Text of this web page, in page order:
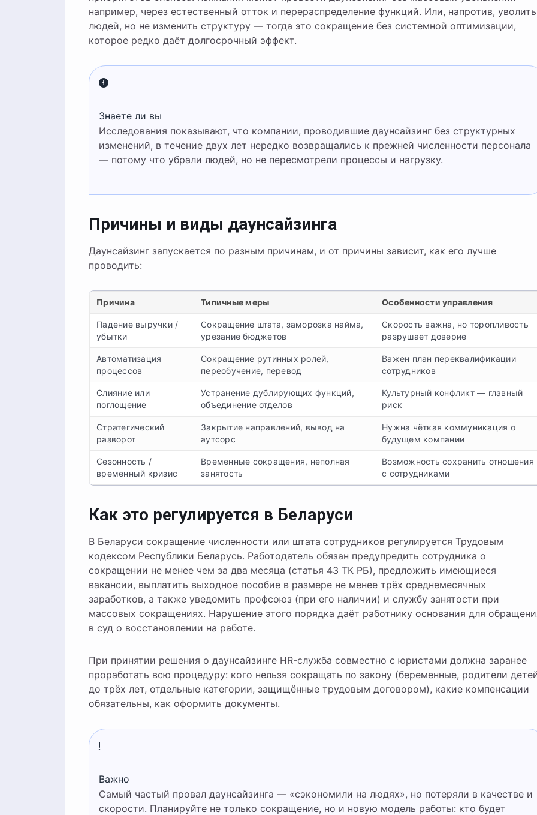
например, через естественный отток и перераспределение функций. Или, напротив, уволить
людей, но не изменить структуру — тогда это сокращение без системной оптимизации,
которое редко даёт долгосрочный эффект.
Знаете ли вы
Исследования показывают, что компании, проводившие даунсайзинг без структурных
изменений, в течение двух лет нередко возвращались к прежней численности персонала
— потому что убрали людей, но не пересмотрели процессы и нагрузку.
Причины и виды даунсайзинга
Даунсайзинг запускается по разным причинам, и от причины зависит, как его лучше
проводить:
Причина Типичные меры Особенности управления
Падение выручки /
убытки
Сокращение штата, заморозка найма,
урезание бюджетов
Скорость важна, но торопливость
разрушает доверие
Автоматизация
процессов
Сокращение рутинных ролей,
переобучение, перевод
Важен план переквалификации
сотрудников
Слияние или
поглощение
Устранение дублирующих функций,
объединение отделов
Культурный конфликт — главный
риск
Стратегический
разворот
Закрытие направлений, вывод на
аутсорс
Нужна чёткая коммуникация о
будущем компании
Сезонность /
временный кризис
Временные сокращения, неполная
занятость
Возможность сохранить отношения
с сотрудниками
Как это регулируется в Беларуси
В Беларуси сокращение численности или штата сотрудников регулируется Трудовым
кодексом Республики Беларусь. Работодатель обязан предупредить сотрудника о
сокращении не менее чем за два месяца (статья 43 ТК РБ), предложить имеющиеся
вакансии, выплатить выходное пособие в размере не менее трёх среднемесячных
заработков, а также уведомить профсоюз (при его наличии) и службу занятости при
массовых сокращениях. Нарушение этого порядка даёт работнику основания для
в суд о восстановлении на работе.
При принятии решения о даунсайзинге HR-служба совместно с юристами должна заранее
проработать всю процедуру: кого нельзя сокращать по закону (беременные, родители
до трёх лет, отдельные категории, защищённые трудовым договором), какие компенсации
обязательны, как оформить документы.
Важно
Самый частый провал даунсайзинга — «сэкономили на людях», но потеряли в качестве и
скорости. Планируйте не только сокращение, но и новую модель работы: кто будет